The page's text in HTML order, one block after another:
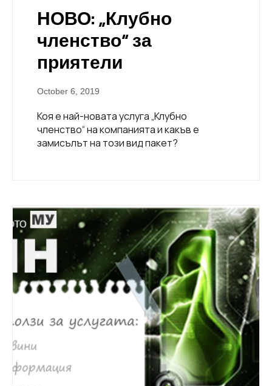
НОВО: „Клубно
членство“ за
приятели
October 6, 2019
Коя е най-новата услуга „Клубно
членство“ на компанията и какъв е
замисълът на този вид пакет?